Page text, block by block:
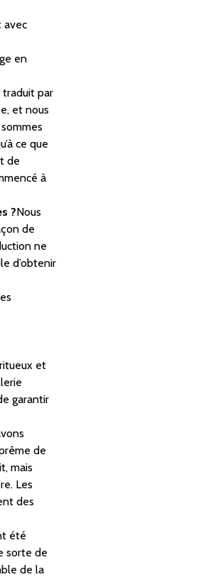
avec
en
traduit par
et nous
ce que
de
à
?Nous
de
ne
d’obtenir
et
garantir
de
mais
Les
des
été
sorte de
de la